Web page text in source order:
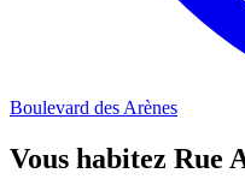
Boulevard des Arènes
Vous habitez Rue